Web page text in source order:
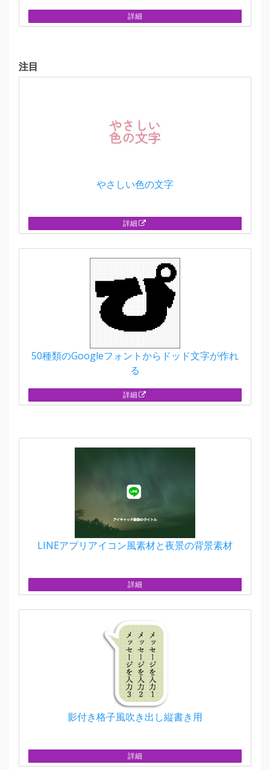
詳細
注目
やさしい色の文字
詳細
50種類のGoogleフォントからドッド文字が作れ
る
詳細
LINEアプリアイコン風素材と夜景の背景素材
詳細
影付き格子風吹き出し縦書き用
詳細